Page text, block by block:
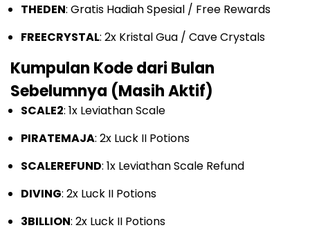
THEDEN: Gratis Hadiah Spesial / Free Rewards
FREECRYSTAL: 2x Kristal Gua / Cave Crystals
Kumpulan Kode dari Bulan
Sebelumnya (Masih Aktif)
SCALE2: 1x Leviathan Scale
PIRATEMAJA: 2x Luck II Potions
SCALEREFUND: 1x Leviathan Scale Refund
DIVING: 2x Luck II Potions
3BILLION: 2x Luck II Potions